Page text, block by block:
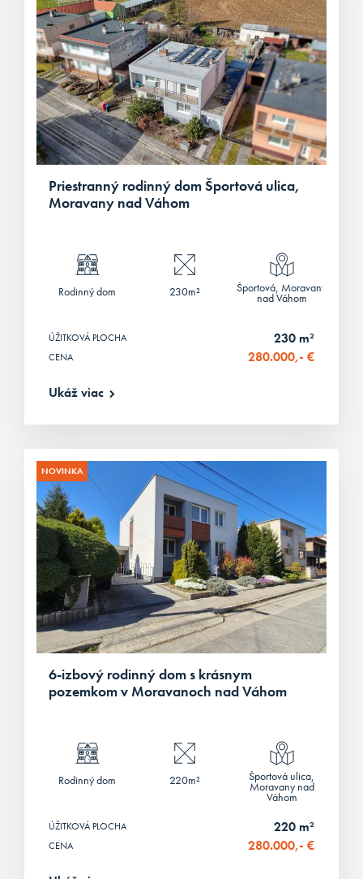
Priestranný rodinný dom Športová ulica,
Moravany nad Váhom
Rodinný dom 230m² Športová, Moravany
nad Váhom
ÚŽITKOVÁ PLOCHA 230 m²
CENA 280.000,- €
Ukáž viac
NOVINKA
6-izbový rodinný dom s krásnym
pozemkom v Moravanoch nad Váhom
Rodinný dom 220m² Športová ulica,
Moravany nad
Váhom
ÚŽITKOVÁ PLOCHA 220 m²
CENA 280.000,- €